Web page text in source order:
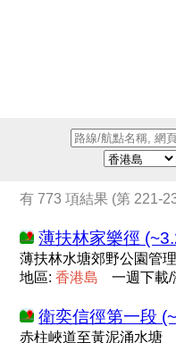
有 773 項結果 (第 221-
薄扶林家樂徑
薄扶林水塘郊野公園管
地區:香港島 一週下載/
衛奕信徑第一段
赤柱峽道至黃泥涌水塘